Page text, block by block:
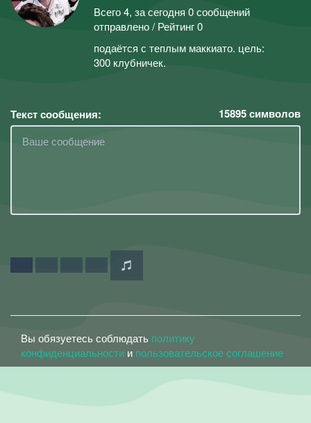
Всего 4, за сегодня 0 сообщений
отправлено / Рейтинг 0
подаётся с теплым маккиато. цель:
300 клубничек.
Текст сообщения: 15895символов
Вы обязуетесь соблюдать политику
конфиденциальности и пользовательское соглашение